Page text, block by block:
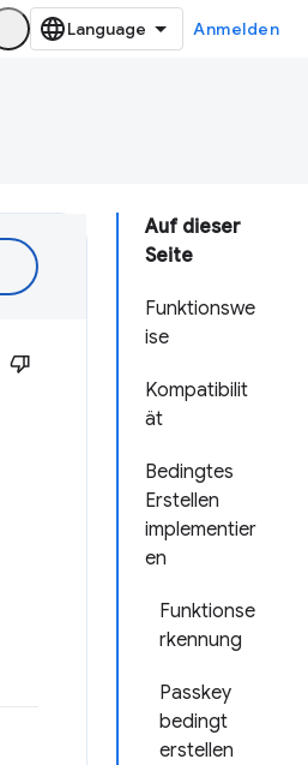
Anmelden
Auf dieser
Seite
Funktionswe
ise
Kompatibilit
ät
Bedingtes
Erstellen
implementier
en
Funktionse
rkennung
Passkey
bedingt
erstellen